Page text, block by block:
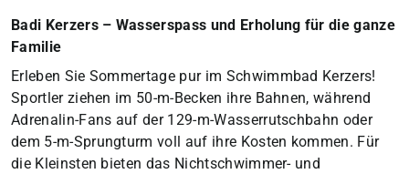
Badi Kerzers – Wasserspass und Erholung für die ganze
Familie
Erleben Sie Sommertage pur im Schwimmbad Kerzers!
Sportler ziehen im 50-m-Becken ihre Bahnen, während
Adrenalin-Fans auf der 129-m-Wasserrutschbahn oder
dem 5-m-Sprungturm voll auf ihre Kosten kommen. Für
die Kleinsten bieten das Nichtschwimmer- und